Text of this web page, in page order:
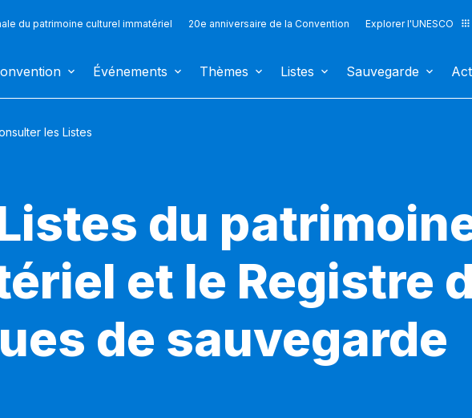
du patrimoine culturel immatériel 20e anniversaire de la Convention Explorer l'UNESCO
Événements Thèmes Listes Sauvegarde
les Listes
du
et le Registre
de sauvegarde